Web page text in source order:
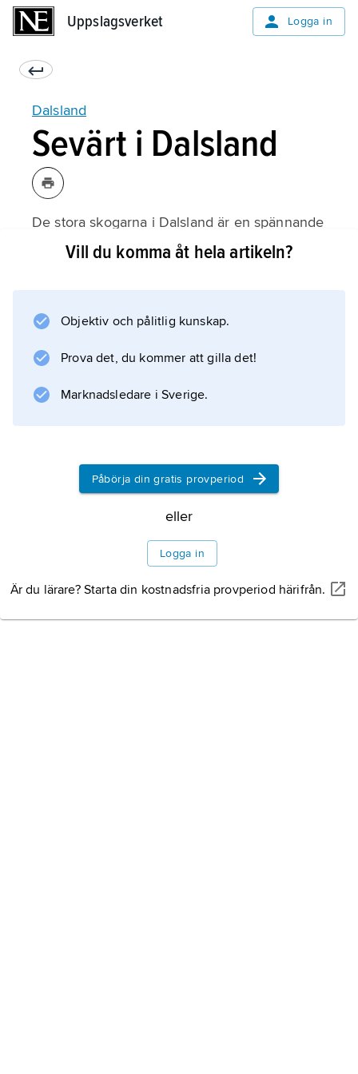
Uppslagsverket Logga in
Dalsland
Sevärt i Dalsland
De stora skogarna i Dalsland är en spännande
vildmark att besöka. Det var här som stora
kanot på de många sjöarna och vattendragen.
Om man vill kan man paddla ända till Norge.
Vill du komma åt hela artikeln?
Objektiv och pålitlig kunskap.
Prova det, du kommer att gilla det!
Marknadsledare i Sverige.
Påbörja din gratis provperiod
eller
Logga in
Är du lärare? Starta din kostnadsfria provperiod härifrån.